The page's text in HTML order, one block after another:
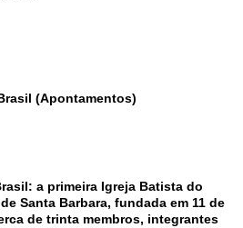
(Apontamentos)
a primeira Igreja Batista do
Santa Barbara, fundada em 11 de
de trinta membros, integrantes